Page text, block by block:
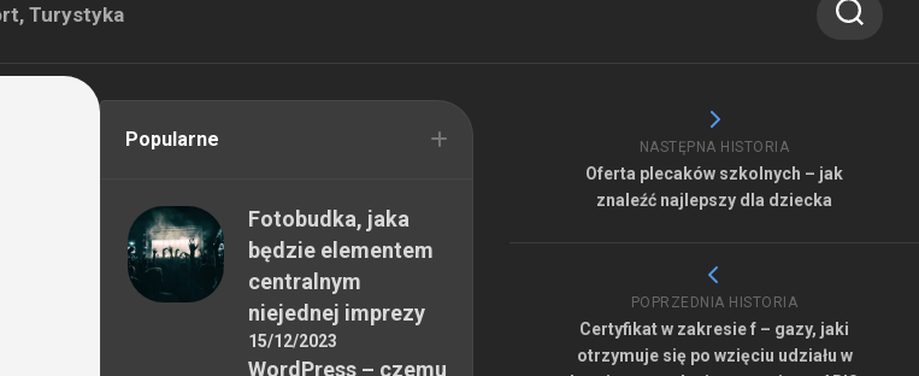
Turystyka
NASTĘPNA HISTORIA
Oferta plecaków szkolnych – jak
znaleźć najlepszy dla dziecka
POPRZEDNIA HISTORIA
Certyfikat w zakresie f – gazy, jaki
otrzymuje się po wzięciu udziału w
Popularne
Fotobudka, jaka
będzie elementem
centralnym
niejednej imprezy
15/12/2023
WordPress – czemu